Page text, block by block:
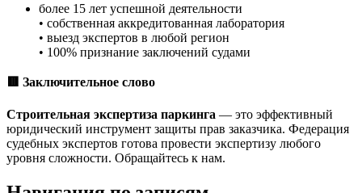
более 15 лет успешной деятельности
• собственная аккредитованная лаборатория
• выезд экспертов в любой регион
• 100% признание заключений судами
Заключительное слово
Строительная экспертиза паркинга — это эффективный
юридический инструмент защиты прав заказчика. Федерация
судебных экспертов готова провести экспертизу любого
уровня сложности. Обращайтесь к нам.